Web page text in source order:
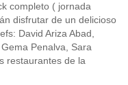
completo ( jornada
disfrutar de un delicioso
David Ariza Abad,
Penalva, Sara
restaurantes de la